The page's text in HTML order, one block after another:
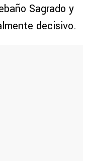
Sagrado y
decisivo.